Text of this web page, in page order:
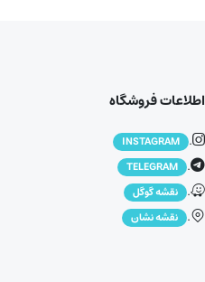
اطلاعات فروشگاه
.
INSTAGRAM
.
TELEGRAM
. نقشه گوگل
. نقشه نشان